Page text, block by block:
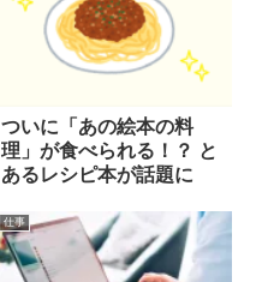
ついに「あの絵本の料
理」が食べられる！？ と
あるレシピ本が話題に
仕事